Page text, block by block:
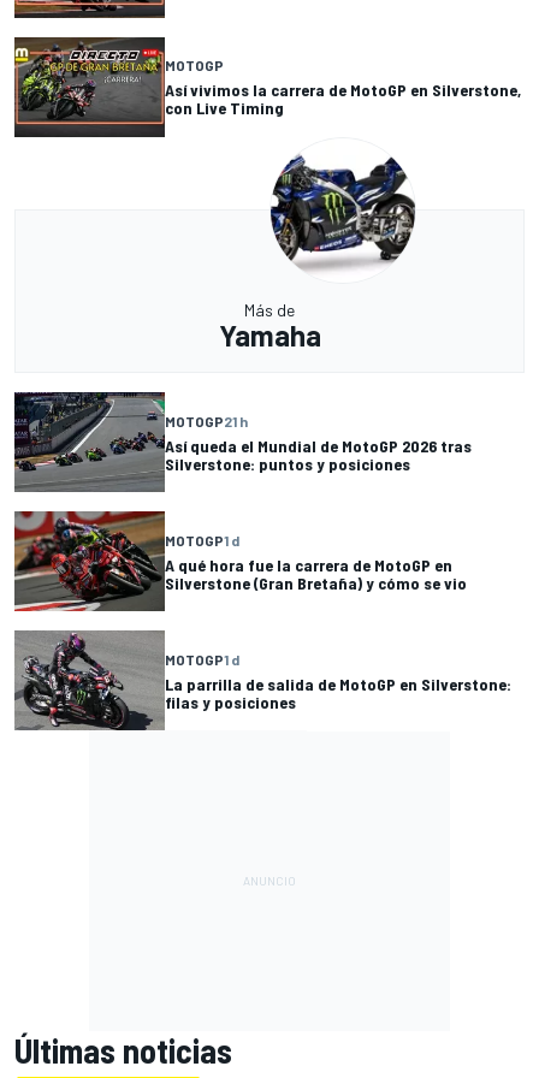
MOTOGP
Así vivimos la carrera de MotoGP en Silverstone,
con Live Timing
Más de
Yamaha
MOTOGP21 h
Así queda el Mundial de MotoGP 2026 tras
Silverstone: puntos y posiciones
MOTOGP1 d
A qué hora fue la carrera de MotoGP en
Silverstone (Gran Bretaña) y cómo se vio
MOTOGP1 d
La parrilla de salida de MotoGP en Silverstone:
filas y posiciones
Últimas noticias